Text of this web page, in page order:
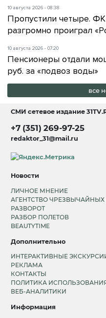
10 августа 2026 - 08:38
Пропустили четыре.
разгромно проиграл
10 августа 2026 - 07:20
Пенсионеры отдали
руб. за «подвоз воды»
все
СМИ сетевое издание
+7 (351) 269-97-25
redaktor_31@mail.ru
Новости
ЛИЧНОЕ МНЕНИЕ
АГЕНТСТВО
РАЗВОРОТ
РАЗБОР ПОЛЕТОВ
BEAUTYTIME
Дополнительно
ИНТЕРАКТИВНЫЕ
РЕКЛАМА
КОНТАКТЫ
ПОЛИТИКА
ВЕБ-АНАЛИТИКИ
Информация